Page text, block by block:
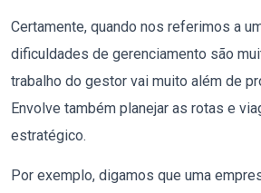
Certamente, quando nos referimos a
dificuldades de gerenciamento são
trabalho do gestor vai muito além de
Envolve também planejar as rotas e
estratégico.
Por exemplo, digamos que uma